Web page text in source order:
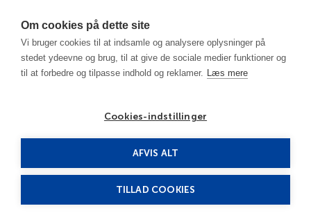
Om cookies på dette site
Vi bruger cookies til at indsamle og analysere oplysninger på
stedet ydeevne og brug, til at give de sociale medier funktioner og
til at forbedre og tilpasse indhold og reklamer. Læs mere
Cookies-indstillinger
AFVIS ALT
TILLAD COOKIES
Mesa Verde National Park - CO
Majestic Dude Ranch 3***